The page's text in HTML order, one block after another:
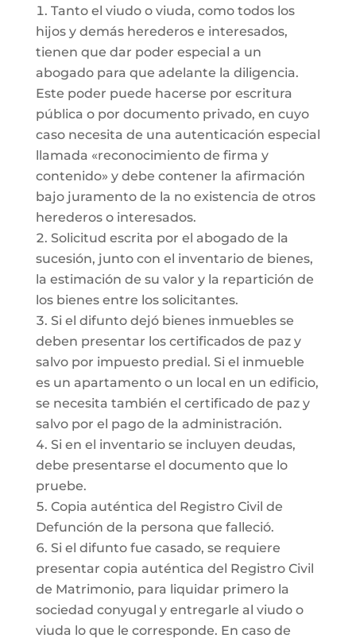
Tanto el viudo o viuda, como todos los
hijos y demás herederos e interesados,
tienen que dar poder especial a un
abogado para que adelante la diligencia.
Este poder puede hacerse por escritura
pública o por documento privado, en cuyo
caso necesita de una autenticación especial
llamada «reconocimiento de firma y
contenido» y debe contener la afirmación
bajo juramento de la no existencia de otros
herederos o interesados.
Solicitud escrita por el abogado de la
sucesión, junto con el inventario de bienes,
la estimación de su valor y la repartición de
los bienes entre los solicitantes.
Si el difunto dejó bienes inmuebles se
deben presentar los certificados de paz y
salvo por impuesto predial. Si el inmueble
es un apartamento o un local en un edificio,
se necesita también el certificado de paz y
salvo por el pago de la administración.
Si en el inventario se incluyen deudas,
debe presentarse el documento que lo
pruebe.
Copia auténtica del Registro Civil de
Defunción de la persona que falleció.
Si el difunto fue casado, se requiere
presentar copia auténtica del Registro Civil
de Matrimonio, para liquidar primero la
sociedad conyugal y entregarle al viudo o
viuda lo que le corresponde. En caso de